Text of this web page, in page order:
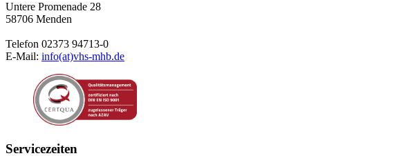
Untere Promenade 28
58706 Menden
Telefon 02373 94713-0
E-Mail: info(at)vhs-mhb.de
Servicezeiten